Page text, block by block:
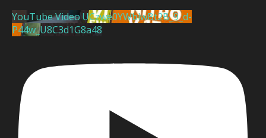
YouTube Video UCzwe0YWblwBt2B_9_d-
P44w_U8C3d1G8a48